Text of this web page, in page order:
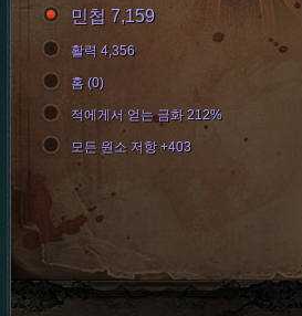
민첩 7,159
활력 4,356
홈 (0)
적에게서 얻는 금화 212%
모든 원소 저항 +403